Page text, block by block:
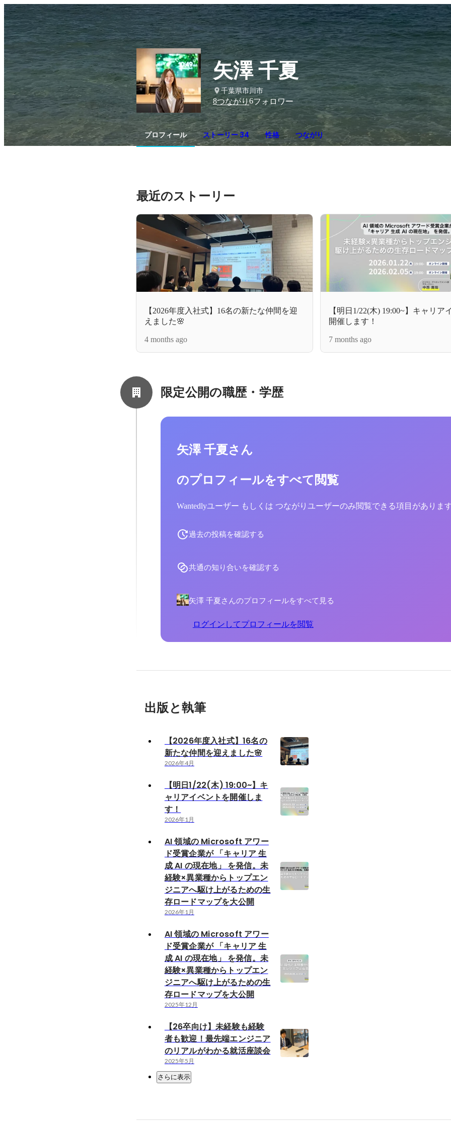
矢澤 千夏
千葉県市川市
8つながり6フォロワー
プロフィール ストーリー 34 性格 つながり
最近のストーリー
【2026年度入社式】16名の新たな仲間を迎
えました🌸
4 months ago
【明日1/22(木) 19:00~】キャリア
開催します！
7 months ago
限定公開の職歴・学歴
矢澤 千夏さん
のプロフィールをすべて閲覧
Wantedlyユーザー もしくは つながりユーザーのみ閲覧できる項目がありま
過去の投稿を確認する
共通の知り合いを確認する
矢澤 千夏さんのプロフィールをすべて見る
ログインしてプロフィールを閲覧
出版と執筆
【2026年度入社式】16名の
新たな仲間を迎えました🌸
2026年4月
【明日1/22(木) 19:00~】キ
ャリアイベントを開催しま
す！
2026年1月
AI 領域の Microsoft アワー
ド受賞企業が 「キャリア 生
成 AI の現在地」 を発信。未
経験×異業種からトップエン
ジニアへ駆け上がるための生
存ロードマップを大公開
2026年1月
AI 領域の Microsoft アワー
ド受賞企業が 「キャリア 生
成 AI の現在地」 を発信。未
経験×異業種からトップエン
ジニアへ駆け上がるための生
存ロードマップを大公開
2025年12月
【26卒向け】未経験も経験
者も歓迎！最先端エンジニア
のリアルがわかる就活座談会
2025年5月
さらに表示